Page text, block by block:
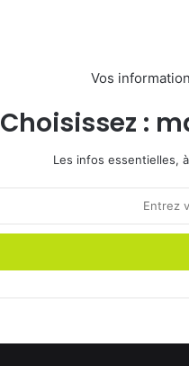
Vos
Choisissez :
Les infos essentielles,